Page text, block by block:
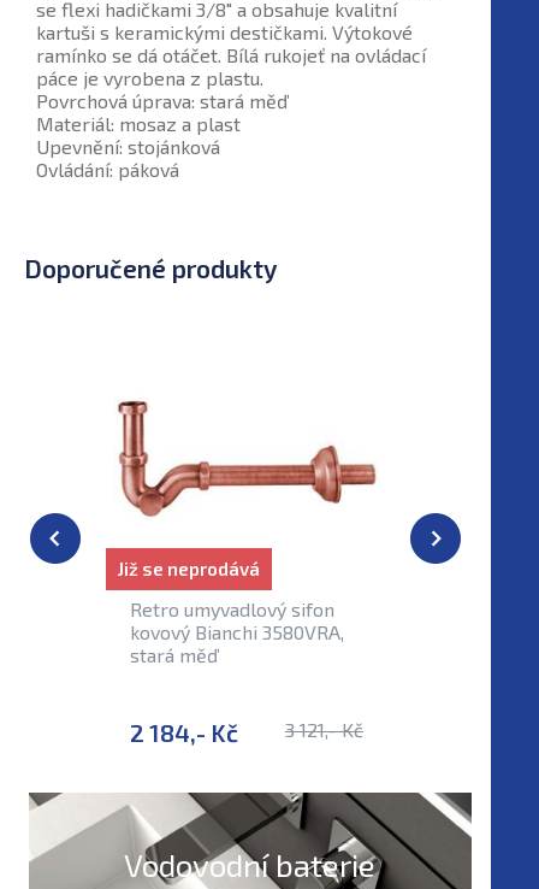
se flexi hadičkami 3/8" a obsahuje kvalitní
kartuši s keramickými destičkami. Výtokové
ramínko se dá otáčet. Bílá rukojeť na ovládací
páce je vyrobena z plastu.
Povrchová úprava: stará měď
Materiál: mosaz a plast
Upevnění: stojánková
Ovládání: páková
Doporučené produkty
Retro umyvadlový sifon
kovový Bianchi 3580VRA,
stará měď
2 184,- Kč 3 121,- Kč
Již se neprodává Skladem
Vodovodní baterie